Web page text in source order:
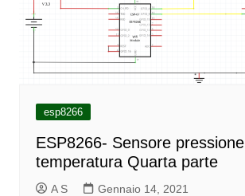
esp8266
ESP8266- Sensore pressione
temperatura Quarta parte
A S Gennaio 14, 2021